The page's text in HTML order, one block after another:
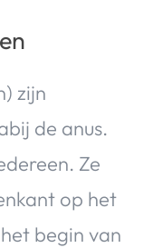
zijn
de anus.
Ze
op het
begin van